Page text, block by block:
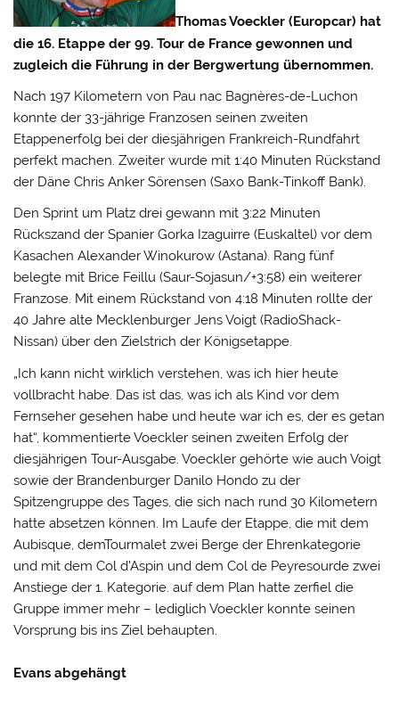
Thomas Voeckler (Europcar) hat
die 16. Etappe der 99. Tour de France gewonnen und
zugleich die Führung in der Bergwertung übernommen.
Nach 197 Kilometern von Pau nac Bagnères-de-Luchon
konnte der 33-jährige Franzosen seinen zweiten
Etappenerfolg bei der diesjährigen Frankreich-Rundfahrt
perfekt machen. Zweiter wurde mit 1:40 Minuten Rückstand
der Däne Chris Anker Sörensen (Saxo Bank-Tinkoff Bank).
Den Sprint um Platz drei gewann mit 3:22 Minuten
Rückszand der Spanier Gorka Izaguirre (Euskaltel) vor dem
Kasachen Alexander Winokurow (Astana). Rang fünf
belegte mit Brice Feillu (Saur-Sojasun/+3:58) ein weiterer
Franzose. Mit einem Rückstand von 4:18 Minuten rollte der
40 Jahre alte Mecklenburger Jens Voigt (RadioShack-
Nissan) über den Zielstrich der Königsetappe.
„Ich kann nicht wirklich verstehen, was ich hier heute
vollbracht habe. Das ist das, was ich als Kind vor dem
Fernseher gesehen habe und heute war ich es, der es getan
hat“, kommentierte Voeckler seinen zweiten Erfolg der
diesjährigen Tour-Ausgabe. Voeckler gehörte wie auch Voigt
sowie der Brandenburger Danilo Hondo zu der
Spitzengruppe des Tages, die sich nach rund 30 Kilometern
hatte absetzen können. Im Laufe der Etappe, die mit dem
Aubisque, demTourmalet zwei Berge der Ehrenkategorie
und mit dem Col d’Aspin und dem Col de Peyresourde zwei
Anstiege der 1. Kategorie. auf dem Plan hatte zerfiel die
Gruppe immer mehr – lediglich Voeckler konnte seinen
Vorsprung bis ins Ziel behaupten.
Evans abgehängt